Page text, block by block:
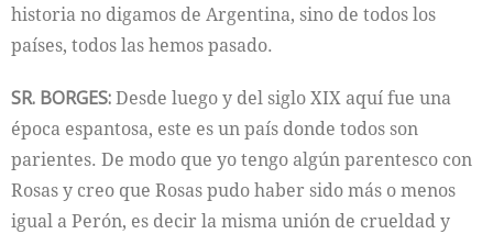
historia no digamos de Argentina, sino de todos los
países, todos las hemos pasado.
SR. BORGES:Desde luego y del siglo XIX aquí fue una
época espantosa, este es un país donde todos son
parientes. De modo que yo tengo algún parentesco con
Rosas y creo que Rosas pudo haber sido más o menos
igual a Perón, es decir la misma unión de crueldad y